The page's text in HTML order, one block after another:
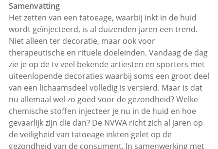
Samenvatting
Het zetten van een tatoeage, waarbij inkt in de huid
wordt geïnjecteerd, is al duizenden jaren een trend.
Niet alleen ter decoratie, maar ook voor
therapeutische en rituele doeleinden. Vandaag de dag
zie je op de tv veel bekende artiesten en sporters met
uiteenlopende decoraties waarbij soms een groot deel
van een lichaamsdeel volledig is versierd. Maar is dat
nu allemaal wel zo goed voor de gezondheid? Welke
chemische stoffen injecteer je nu in de huid en hoe
gevaarlijk zijn die dan? De NVWA richt zich al jaren op
de veiligheid van tatoeage inkten gelet op de
gezondheid van de consument. In samenwerking met